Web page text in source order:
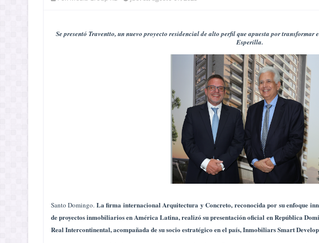
Se presentó Traventto, un nuevo proyecto residencial de alto perfil que apuesta por transformar
Esperilla.
Santo Domingo. La firma internacional Arquitectura y Concreto, reconocida por su enfoque
de proyectos inmobiliarios en América Latina, realizó su presentación oficial en República
Real Intercontinental, acompañada de su socio estratégico en el país,Inmobiliars Smart